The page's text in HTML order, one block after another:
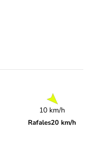
10 km/h
Rafales20 km/h